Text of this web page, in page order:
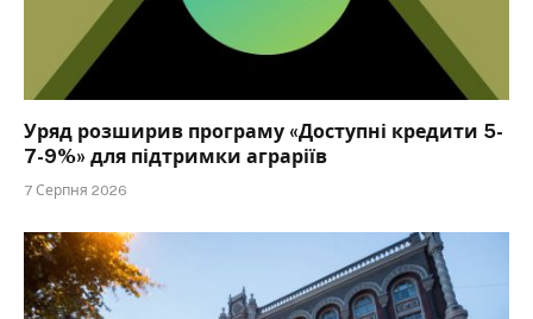
Уряд розширив програму «Доступні кредити 5-
7-9%» для підтримки аграріїв
7 Серпня 2026